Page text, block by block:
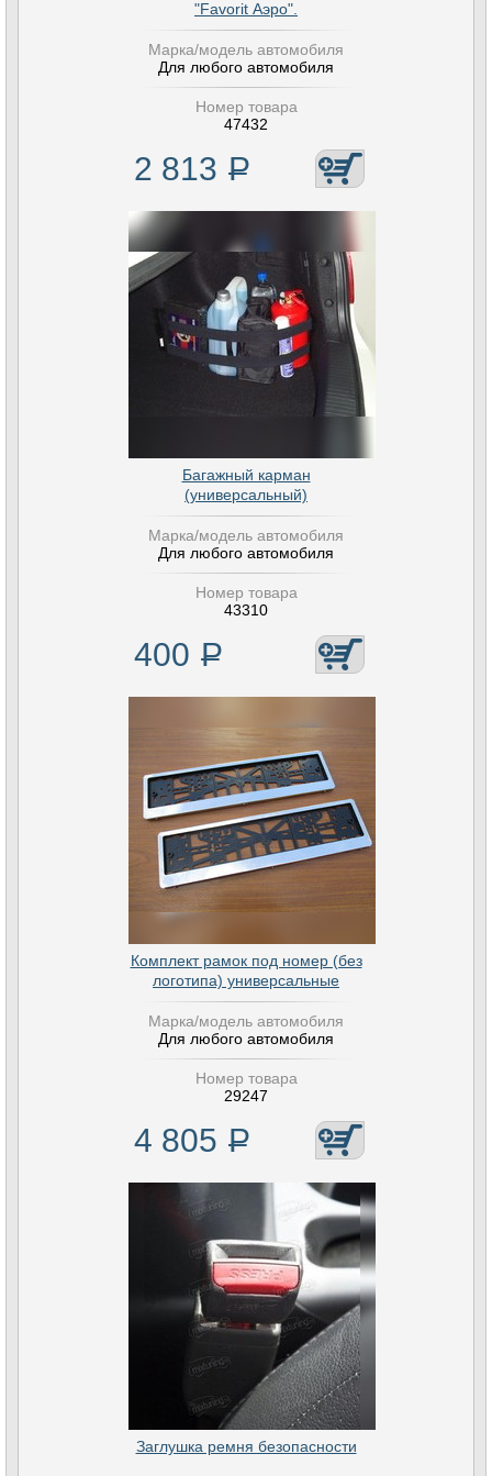
"Favorit Аэро".
Марка/модель автомобиля
Для любого автомобиля
Номер товара
47432
2 813 Р
Багажный карман
(универсальный)
Марка/модель автомобиля
Для любого автомобиля
Номер товара
43310
400 Р
Комплект рамок под номер (без
логотипа) универсальные
Марка/модель автомобиля
Для любого автомобиля
Номер товара
29247
4 805 Р
Заглушка ремня безопасности